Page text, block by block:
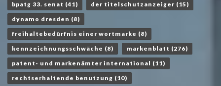
bpatg 33. senat (41) der titelschutzanzeiger (15)
dynamo dresden (8)
freihaltebedürfnis einer wortmarke (8)
kennzeichnungsschwäche (8) markenblatt (276)
patent- und markenämter international (11)
rechtserhaltende benutzung (10)